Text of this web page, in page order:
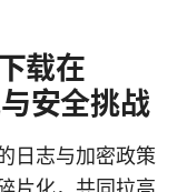
载在
安全挑战
日志与加密政策